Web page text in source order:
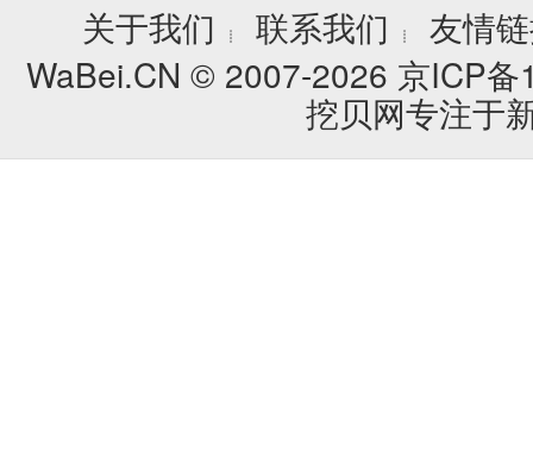
关于我们
┊ 联系我们 ┊
友情
WaBei.CN © 2007-2026 京ICP
挖贝网专注于